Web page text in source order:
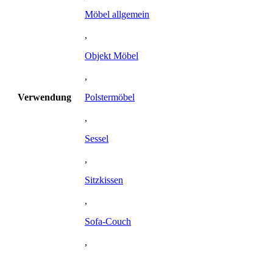
Verwendung
Möbel allgemein
,
Objekt Möbel
,
Polstermöbel
,
Sessel
,
Sitzkissen
,
Sofa-Couch
,